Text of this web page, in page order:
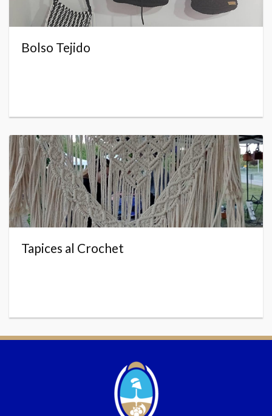
Bolso Tejido
Tapices al Crochet